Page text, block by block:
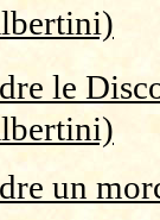
le
un